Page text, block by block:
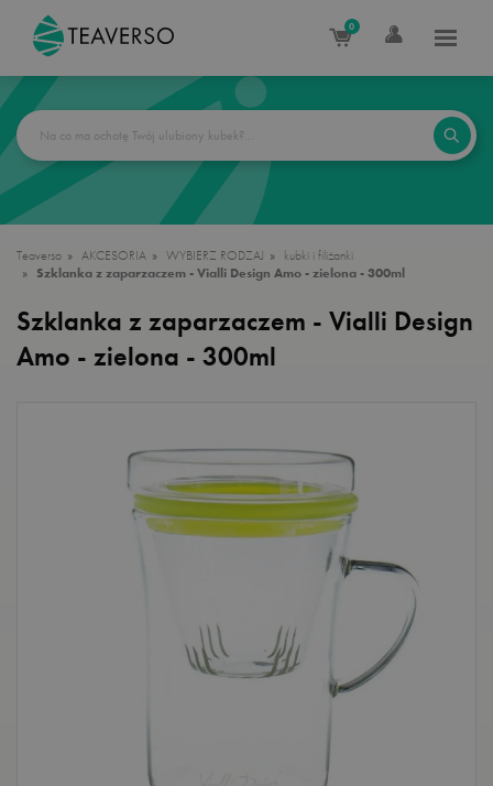
0
Teaverso AKCESORIA WYBIERZ RODZAJ
kubki i filiżanki
Szklanka z zaparzaczem - Vialli Design Amo - zielona - 300ml
Szklanka z zaparzaczem - Vialli Design
Amo - zielona - 300ml